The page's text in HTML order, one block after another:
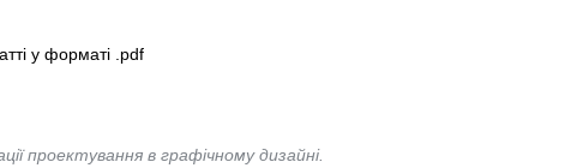
у форматі .pdf
проектування в графічному дизайні.